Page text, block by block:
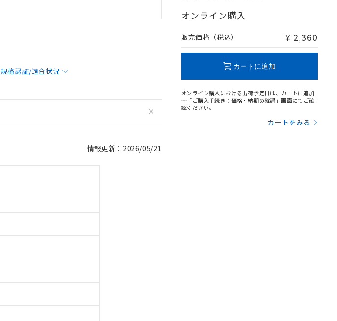
規格認証/適合状況
情報更新：2026/05/21
オンライン購入
販売価格（税込） ¥ 2,360
カートに追加
オンライン購入における出荷予定日は、カートに追加
～「ご購入手続き：価格・納期の確認」画面にてご確
認ください。
カートをみる